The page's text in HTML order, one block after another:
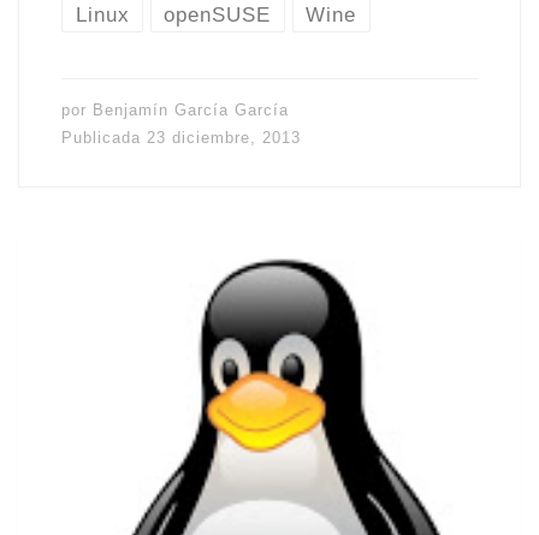
Linux openSUSE Wine
por Benjamín García García
Publicada 23 diciembre, 2013